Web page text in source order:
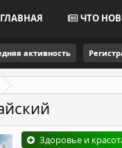
ГЛАВНАЯ ЧТО
активность
Здоровье и